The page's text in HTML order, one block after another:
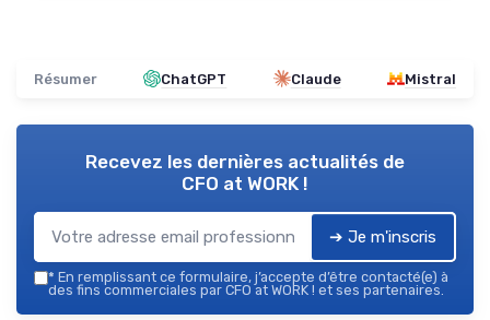
Résumer ChatGPT Claude Mistral
Recevez les dernières actualités de
CFO at WORK !
➔ Je m'inscris
* En remplissant ce formulaire, j’accepte d’être contacté(e) à
des fins commerciales par CFO at WORK ! et ses partenaires.